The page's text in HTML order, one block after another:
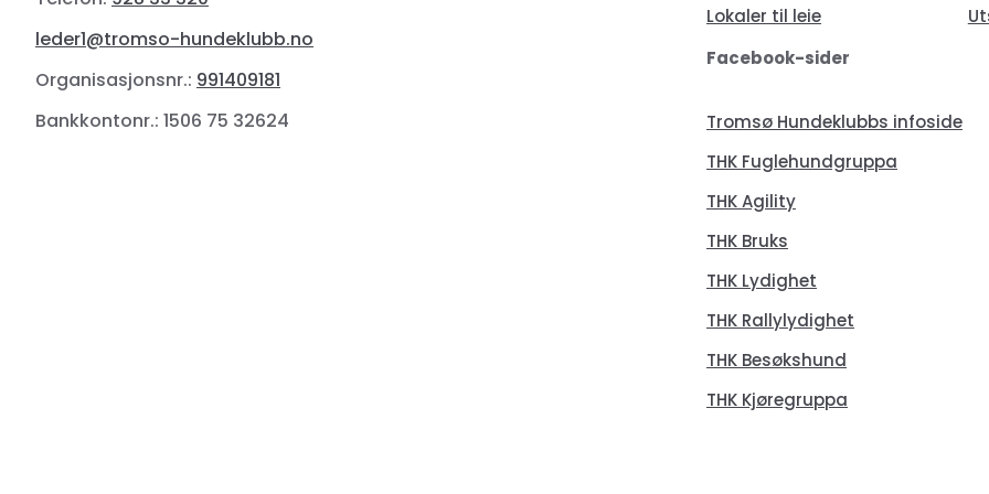
leder1@tromso-hundeklubb.no
Organisasjonsnr.: 991409181
Bankkontonr.: 1506 75 32624
Lokaler til leie
Facebook-sider
Tromsø Hundeklubbs infoside
THK Fuglehundgruppa
THK Agility
THK Bruks
THK Lydighet
THK Rallylydighet
THK Besøkshund
THK Kjøregruppa